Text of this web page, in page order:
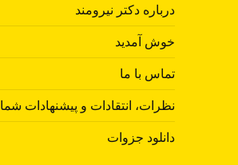
درباره دکتر نیرومند
خوش آمدید
تماس با ما
نظرات، انتقادات و پیشنهادات شما
دانلود جزوات